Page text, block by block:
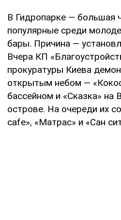
В Гидропарке — большая
популярные среди
бары. Причина —
Вчера КП
прокуратуры Киева
открытым небом —
бассейном и «Сказка» на
острове. На очереди их
cafe», «Матрас» и «Сан